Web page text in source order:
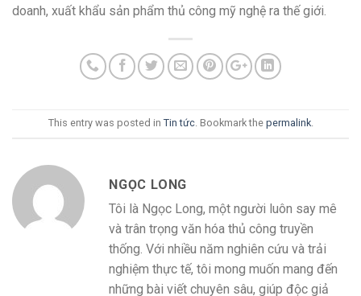
doanh, xuất khẩu sản phẩm thủ công mỹ nghệ ra thế giới.
This entry was posted in Tin tức. Bookmark the permalink.
NGỌC LONG
Tôi là Ngọc Long, một người luôn say mê
và trân trọng văn hóa thủ công truyền
thống. Với nhiều năm nghiên cứu và trải
nghiệm thực tế, tôi mong muốn mang đến
những bài viết chuyên sâu, giúp độc giả